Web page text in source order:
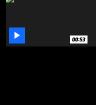
 00:53